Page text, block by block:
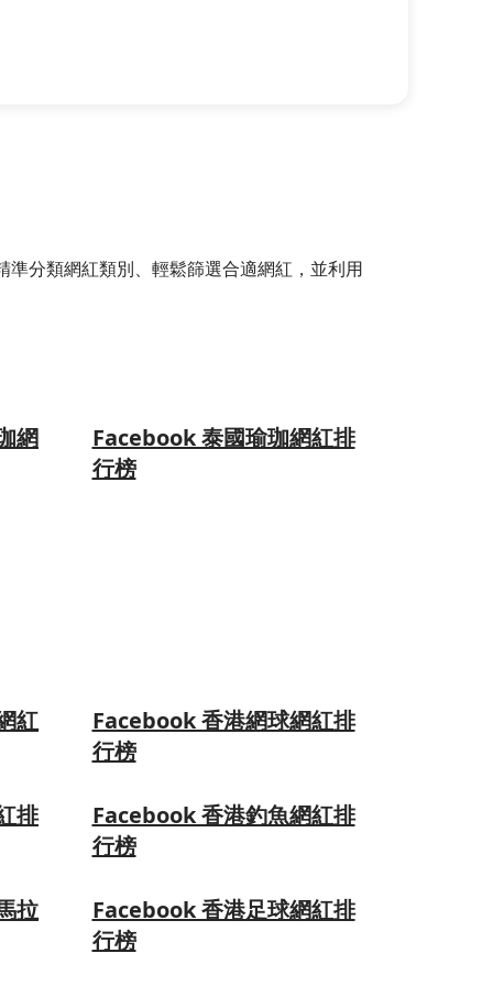
分類網紅類別、輕鬆篩選合適網紅，並利用
網
Facebook 泰國瑜珈網紅排
行榜
紅
Facebook 香港網球網紅排
行榜
排
Facebook 香港釣魚網紅排
行榜
拉
Facebook 香港足球網紅排
行榜